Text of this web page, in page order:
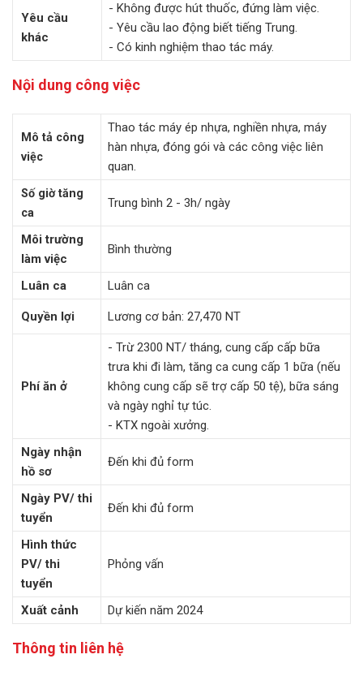
Yêu cầu
khác
- Không được hút thuốc, đứng làm việc.
- Yêu cầu lao động biết tiếng Trung.
- Có kinh nghiệm thao tác máy.
Nội dung công việc
Mô tả công
việc
Thao tác máy ép nhựa, nghiền nhựa, máy
hàn nhựa, đóng gói và các công việc liên
quan.
Số giờ tăng
ca
Trung bình 2 - 3h/ ngày
Môi trường
làm việc
Bình thường
Luân ca Luân ca
Quyền lợi Lương cơ bản: 27,470 NT
Phí ăn ở
- Trừ 2300 NT/ tháng, cung cấp cấp bữa
trưa khi đi làm, tăng ca cung cấp 1 bữa (nếu
không cung cấp sẽ trợ cấp 50 tệ), bữa sáng
và ngày nghỉ tự túc.
- KTX ngoài xưởng.
Ngày nhận
hồ sơ
Đến khi đủ form
Ngày PV/ thi
tuyển
Đến khi đủ form
Hình thức
PV/ thi
tuyển
Phỏng vấn
Xuất cảnh Dự kiến năm 2024
Thông tin liên hệ